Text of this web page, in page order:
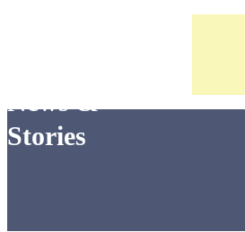
News &
Stories